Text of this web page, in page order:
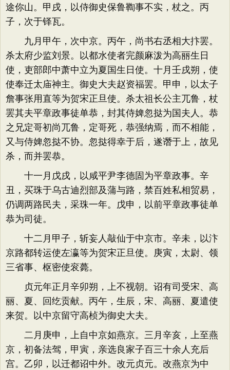
途你山。甲戌，以侍御史保鲁鞫事不实，杖之。丙
子，次于铎瓦。
九月甲午，次中京。丙午，尚书右丞相大抃罢。
杀太府少监刘景。以都水使者完颜麻泼为高丽生日
使，吏部郎中萧中立为夏国生日使。十月壬戌朔，使
使奉迁太庙神主。御史大夫赵资福罢。甲申，以太子
詹事张用直等为贺宋正旦使。杀太祖长公主兀鲁，杖
罢其夫平章政事徒单恭，封其侍婢忽挞为国夫人。恭
之兄定哥初尚兀鲁，定哥死，恭强纳焉，而不相能，
又与侍婢忽挞不协。忽挞得幸于后，遂谮于上，故见
杀，而并罢恭。
十一月戊戌，以咸平尹李德固为平章政事。辛
丑，买珠于乌古迪烈部及蒲与路，禁百姓私相贸易，
仍调两路民夫，采珠一年。戊申，以前平章政事徒单
恭为司徒。
十二月甲子，斩妄人敲仙于中京市。辛未，以汴
京路都转运使左瀛等为贺宋正旦使。庚寅，太尉、领
三省事、枢密使衮薨。
贞元年正月辛卯朔，上不视朝。诏有司受宋、高
丽、夏、回纥贡献。丙午，生辰，宋、高丽、夏遣使
来贺。以中京留守高桢为御史大夫。
二月庚申，上自中京如燕京。三月辛亥，上至燕
京，初备法驾，甲寅，亲选良家子百三十余人充后
宫。乙卯，以迁都诏中外。改元贞元。改燕京为中